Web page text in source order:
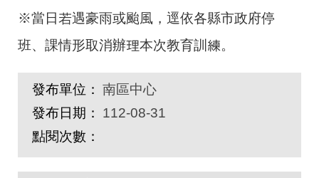
※當日若遇豪雨或颱風，逕依各縣市政府停
班、課情形取消辦理本次教育訓練。
發布單位： 南區中心
發布日期：
112-08-31
點閱次數：